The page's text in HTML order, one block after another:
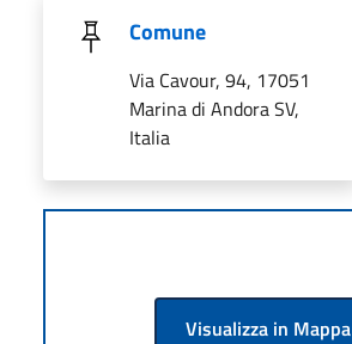
Comune
Via Cavour, 94, 17051
Marina di Andora SV,
Italia
Visualizza in Mappa